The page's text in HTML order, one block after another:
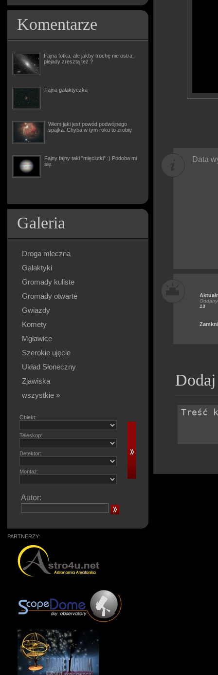
Komentarze
Fajna fotka, ale jakby trochę nie ostra,
plejady zresztą też ?
Fajna galaktyczka
Wiem jaki jest powód podwójnego
spajka. Chyba w tym roku to zrobię
Fajny fajny taki "mięciutki" :) Podoba mi
się.
Galeria
Droga mleczna
Galaktyki
Gromady kuliste
Gromady otwarte
Gwiazdy
Komety
Mgławice
Szerokie ujęcie
Układ Słoneczny
Zjawiska
wszystkie »
Obiekt:
Teleskop:
Detektor:
Montaż:
Autor:
PARTNERZY:
Data
13